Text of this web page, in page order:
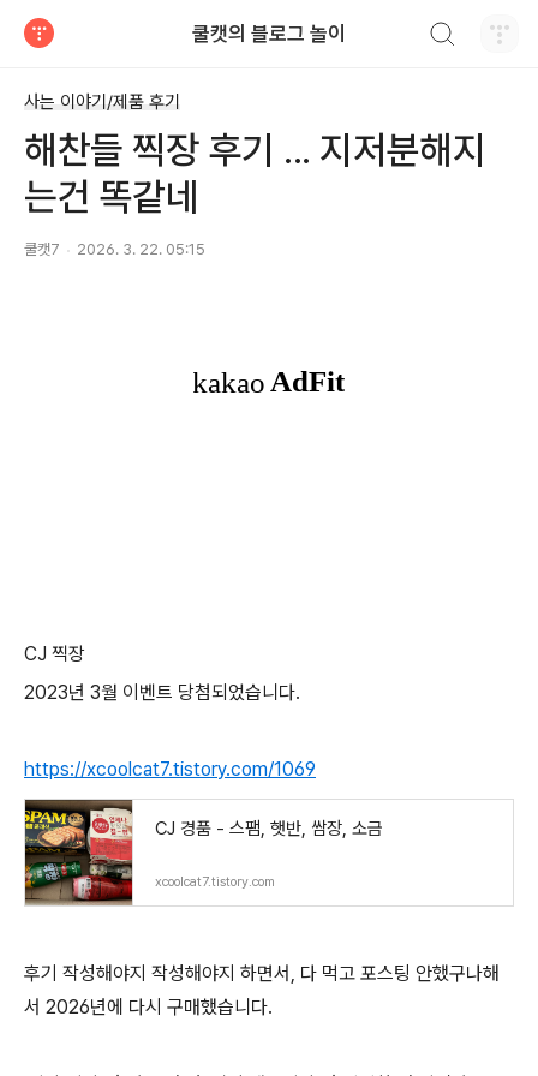
쿨캣의 블로그 놀이
사는 이야기/제품 후기
해찬들 찍장 후기 ... 지저분해지
는건 똑같네
쿨캣7 2026. 3. 22. 05:15
CJ 찍장
2023년 3월 이벤트 당첨되었습니다.
https://xcoolcat7.tistory.com/1069
CJ 경품 - 스팸, 햇반, 쌈장, 소금
xcoolcat7.tistory.com
후기 작성해야지 작성해야지 하면서, 다 먹고 포스팅 안했구나해
서 2026년에 다시 구매했습니다.